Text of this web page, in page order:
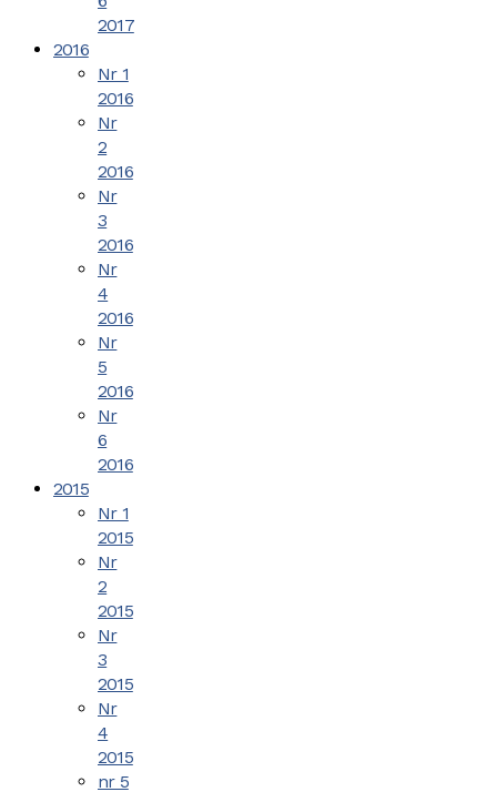
2017
2016
Nr 1
2016
Nr
2
2016
Nr
3
2016
Nr
4
2016
Nr
5
2016
Nr
6
2016
2015
Nr 1
2015
Nr
2
2015
Nr
3
2015
Nr
4
2015
nr 5